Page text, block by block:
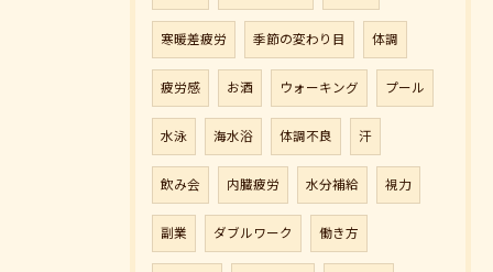
寒暖差疲労 季節の変わり目 体調
疲労感 お酒 ウォーキング プール
水泳 海水浴 体調不良 汗
飲み会 内臓疲労 水分補給 視力
副業 ダブルワーク 働き方